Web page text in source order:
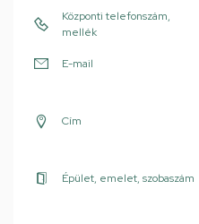
Központi telefonszám,
mellék
E-mail
Cím
Épület, emelet, szobaszám